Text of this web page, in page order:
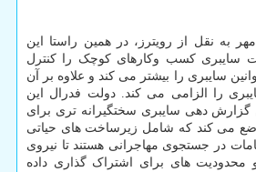
به نقل از رویترز، در همین راستا این
سایبری کسب وکارهای کوچک را کنترل
سایبری را بیشتر می کند و علاوه بر آن
را الزامی می کند. دولت فدرال این
گزارش دهی سایبری سختگیرانه تری برای
می کند که شامل زیرساخت های حیاتی
در جستجوی مهاجرانی هستند تا نیروی
محدودیت های برای اشتراک گذاری داده